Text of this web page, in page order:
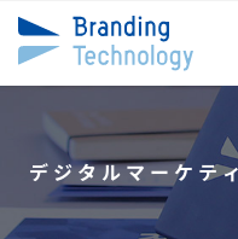
デジタルマーケテ